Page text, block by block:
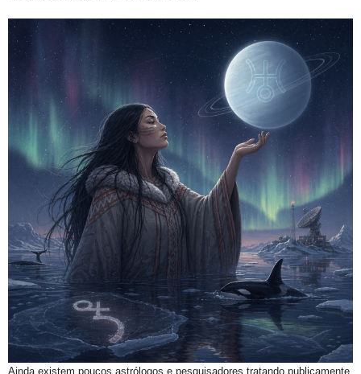
Ainda existem poucos astrólogos e pesquisadores tratando publicamente